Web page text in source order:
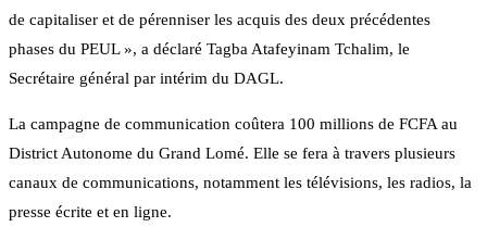
de capitaliser et de pérenniser les acquis des deux précédentes
phases du PEUL », a déclaré Tagba Atafeyinam Tchalim, le
Secrétaire général par intérim du DAGL.
La campagne de communication coûtera 100 millions de FCFA au
District Autonome du Grand Lomé. Elle se fera à travers plusieurs
canaux de communications, notamment les télévisions, les radios, la
presse écrite et en ligne.